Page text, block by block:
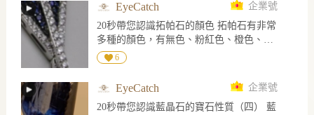
日沐浴陽光的優勢，也開啟芳登廣場成為
巴黎高級珠寶重鎮的序幕。 延續創辦人重
視自由佩戴的理念，「The Address」中央
史，在項鍊與指間延續光芒。 圖片來源
EyeCatch
企業號
20秒帶您認識拓帕石的顏色 拓帕石有非常
多種的顏色，有無色、粉紅色、橙色、黃
色、綠色、藍色、紫色及褐色，拓帕石屬
見相同顏色而不同色調的多色性
6
EyeCatch
企業號
20秒帶您認識藍晶石的寶石性質（四） 藍